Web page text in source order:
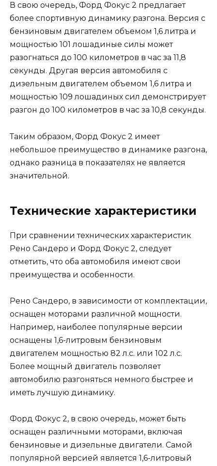
В свою очередь, Форд Фокус 2 предлагает
более спортивную динамику разгона. Версия с
бензиновым двигателем объемом 1,6 литра и
мощностью 101 лошадиные силы может
разогнаться до 100 километров в час за 11,8
секунды. Другая версия автомобиля с
дизельным двигателем объемом 1,6 литра и
мощностью 109 лошадиных сил демонстрирует
разгон до 100 километров в час за 10,8 секунды.
Таким образом, Форд Фокус 2 имеет
небольшое преимущество в динамике разгона,
однако разница в показателях не является
значительной.
Технические характеристики
При сравнении технических характеристик
Рено Сандеро и Форд Фокус 2, следует
отметить, что оба автомобиля имеют свои
преимущества и особенности.
Рено Сандеро, в зависимости от комплектации,
оснащен моторами различной мощности.
Например, наиболее популярные версии
оснащены 1,6-литровым бензиновым
двигателем мощностью 82 л.с. или 102 л.с.
Более мощный двигатель позволяет
автомобилю разгоняться немного быстрее и
иметь лучшую динамику.
Форд Фокус 2, в свою очередь, может быть
оснащен различными моторами, включая
бензиновые и дизельные двигатели. Самой
популярной версией является 1,6-литровый